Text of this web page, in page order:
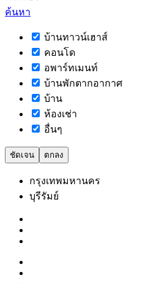
ค้นหา
บ้านทาวน์เฮาส์
คอนโด
อพาร์ทเมนท์
บ้านพักตากอากาศ
บ้าน
ห้องเช่า
อื่นๆ
ชัดเจน ตกลง
กรุงเทพมหานคร
บุรีรัมย์